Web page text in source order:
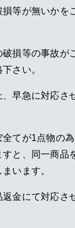
等が無いかを
損等の事故が
さい。
早急に対応さ
てが1点物の
と、同一商品
います。
金にて対応さ